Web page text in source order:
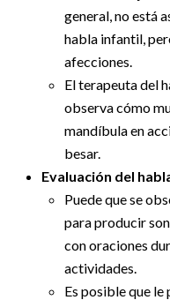
general, no está
habla infantil,
afecciones.
El terapeuta del
observa cómo
mandíbula en
besar.
Evaluación del
Puede que se
para producir
con oraciones
actividades.
Es posible que le